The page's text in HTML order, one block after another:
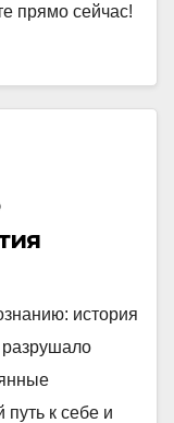
прямо сейчас!
история
разрушало
к себе и